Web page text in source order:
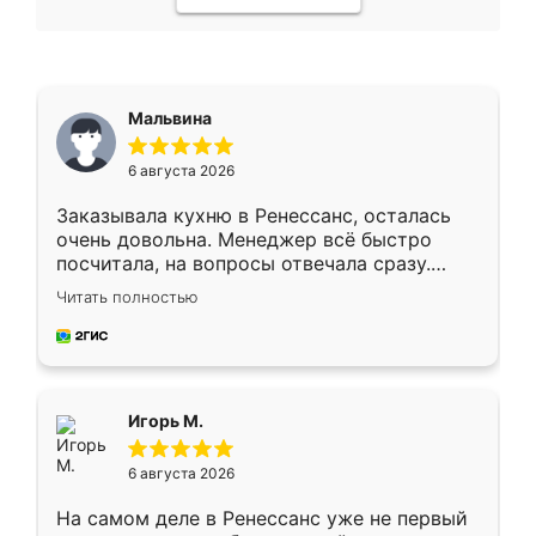
Мальвина
6 августа 2026
Заказывала кухню в Ренессанс, осталась
очень довольна. Менеджер всё быстро
посчитала, на вопросы отвечала сразу.
Замерщик приехал в субботу, подошёл к
делу со всей ответственностью. Собрали
за день, ребята работали аккуратно, даже
Читать полностью
Игорь М.
6 августа 2026
На самом деле в Ренессанс уже не первый